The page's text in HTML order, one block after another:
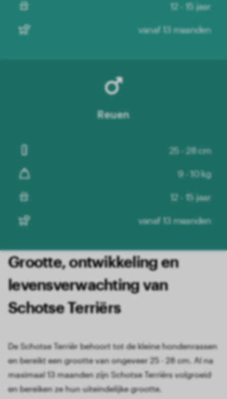
12 - 15 jaar
vanaf 13 maanden
Reuen
25 - 28 cm
9 - 10 kg
12 - 15 jaar
vanaf 13 maanden
Grootte, ontwikkeling en
levensverwachting van
Schotse Terriërs
De Schotse Terriër behoort tot de kleine hondenrassen
en bereikt een grootte van ongeveer 25 - 28 cm. Al na
maximaal 13 maanden zijn Schotse Terriërs volgroeid
en bereiken ze hun uiteindelijke grootte.